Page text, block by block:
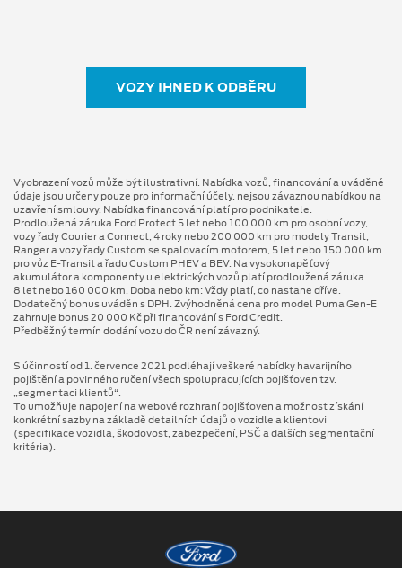
VOZY IHNED K ODBĚRU
Vyobrazení vozů může být ilustrativní. Nabídka vozů, financování a uváděné
údaje jsou určeny pouze pro informační účely, nejsou závaznou nabídkou na
uzavření smlouvy. Nabídka financování platí pro podnikatele.
Prodloužená záruka Ford Protect 5 let nebo 100 000 km pro osobní vozy,
vozy řady Courier a Connect, 4 roky nebo 200 000 km pro modely Transit,
Ranger a vozy řady Custom se spalovacím motorem, 5 let nebo 150 000 km
pro vůz E-Transit a řadu Custom PHEV a BEV. Na vysokonapěťový
akumulátor a komponenty u elektrických vozů platí prodloužená záruka
8 let nebo 160 000 km. Doba nebo km: Vždy platí, co nastane dříve.
Dodatečný bonus uváděn s DPH. Zvýhodněná cena pro model Puma Gen⁠-⁠E
zahrnuje bonus 20 000 Kč při financování s Ford Credit.
Předběžný termín dodání vozu do ČR není závazný.
S účinností od 1. července 2021 podléhají veškeré nabídky havarijního
pojištění a povinného ručení všech spolupracujících pojišťoven tzv.
„segmentaci klientů“.
To umožňuje napojení na webové rozhraní pojišťoven a možnost získání
konkrétní sazby na základě detailních údajů o vozidle a klientovi
(specifikace vozidla, škodovost, zabezpečení, PSČ a dalších segmentační
kritéria).